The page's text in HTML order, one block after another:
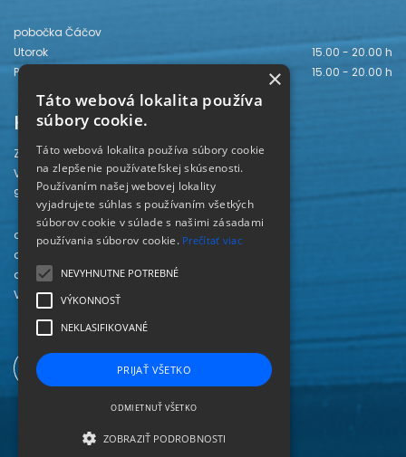
pobočka Čáčov
Utorok
15.00 - 20.00 h
Piatok
15.00 - 20.00 h
Kontakt
Záhorská knižnica
Vajanského 28
905 01 Senica
odd. beletrie 034/654 3780
odd. odbornej literatúry 034/651 2710
odd. pre deti a mládež 034/654 6519
Viac kontaktov nájdete
×
Táto webová lokalita používa
súbory cookie.
Táto webová lokalita používa súbory cookie
na zlepšenie používateľskej skúsenosti.
Používaním našej webovej lokality
vyjadrujete súhlas s používaním všetkých
súborov cookie v súlade s našimi zásadami
používania súborov cookie. Prečítať viac
NEVYHNUTNE POTREBNÉ
VÝKONNOSŤ
NEKLASIFIKOVANÉ
PRIJAŤ VŠETKO
ODMIETNUŤ VŠETKO
ZOBRAZIŤ PODROBNOSTI